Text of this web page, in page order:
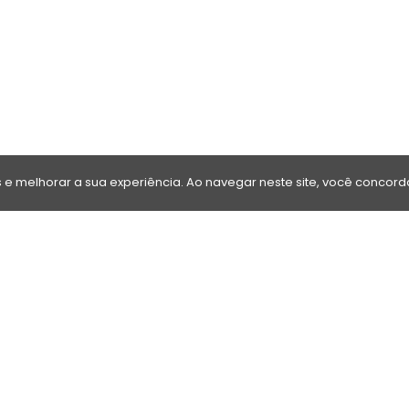
melhorar a sua experiência. Ao navegar neste site, você